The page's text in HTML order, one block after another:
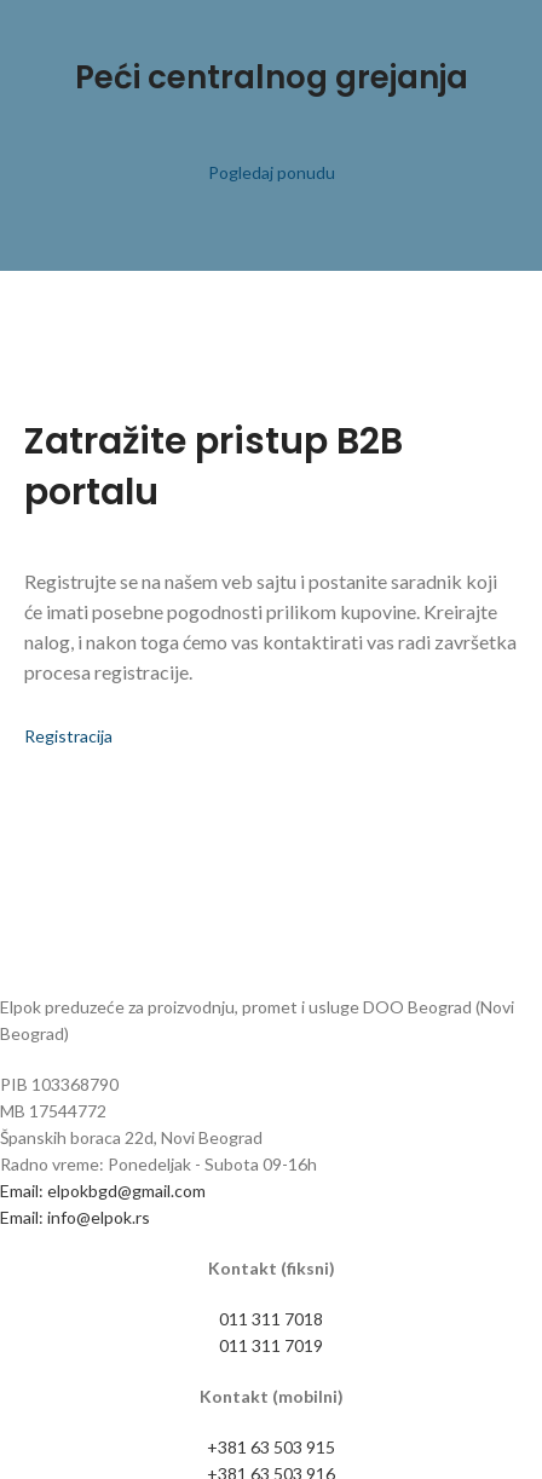
Peći centralnog grejanja
Pogledaj ponudu
Zatražite pristup B2B
portalu
Registrujte se na našem veb sajtu i postanite saradnik koji
će imati posebne pogodnosti prilikom kupovine. Kreirajte
nalog, i nakon toga ćemo vas kontaktirati vas radi završetka
procesa registracije.
Registracija
Elpok preduzeće za proizvodnju, promet i usluge DOO Beograd (Novi
Beograd)
PIB 103368790
MB 17544772
Španskih boraca 22d, Novi Beograd
Radno vreme: Ponedeljak - Subota 09-16h
Email: elpokbgd@gmail.com
Email: info@elpok.rs
Kontakt (fiksni)
011 311 7018
011 311 7019
Kontakt (mobilni)
+381 63 503 915
+381 63 503 916